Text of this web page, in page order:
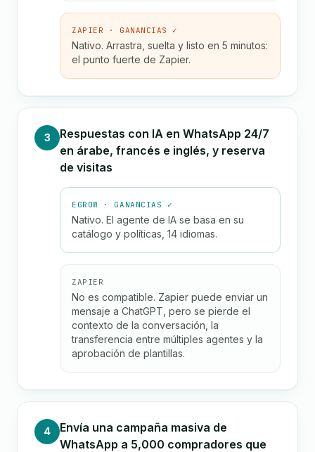
ZAPIER · GANANCIAS ✓
Nativo. Arrastra, suelta y listo en 5 minutos:
el punto fuerte de Zapier.
3
Respuestas con IA en WhatsApp 24/7
en árabe, francés e inglés, y reserva
de visitas
EGROW · GANANCIAS ✓
Nativo. El agente de IA se basa en su
catálogo y políticas, 14 idiomas.
ZAPIER
No es compatible. Zapier puede enviar un
mensaje a ChatGPT, pero se pierde el
contexto de la conversación, la
transferencia entre múltiples agentes y la
aprobación de plantillas.
4
Envía una campaña masiva de
WhatsApp a 5,000 compradores que